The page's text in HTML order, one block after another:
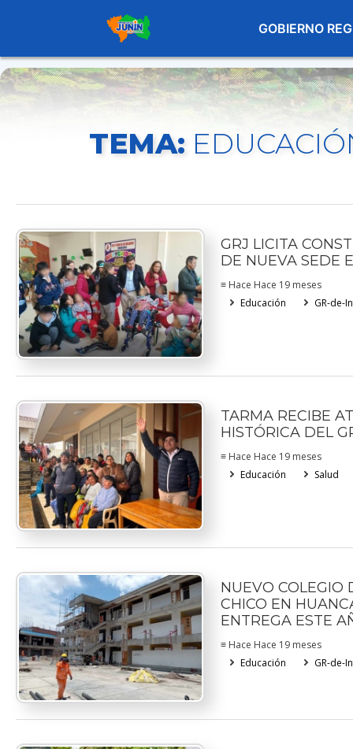
GOBIERNO
TEMA:
GRJ LICITA
DE NUEVA SEDE
≡ Hace Hace 19 meses
Educación
GR-de-
TARMA RECIBE
HISTÓRICA DEL
≡ Hace Hace 19 meses
Educación
Salud
NUEVO COLEGIO
CHICO EN
ENTREGA ESTE
≡ Hace Hace 19 meses
Educación
GR-de-